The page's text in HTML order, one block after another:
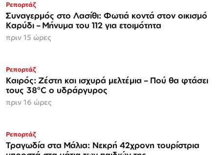
Ρεπορτάζ
Συναγερμός στο Λασίθι: Φωτιά κοντά στον οικισμό
Καρύδι – Μήνυμα του 112 για ετοιμότητα
πριν 15 ώρες
Ρεπορτάζ
Καιρός: Ζέστη και ισχυρά μελτέμια – Πού θα φτάσει
τους 38°C ο υδράργυρος
πριν 16 ώρες
Ρεπορτάζ
Τραγωδία στα Μάλια: Νεκρή 42χρονη τουρίστρια